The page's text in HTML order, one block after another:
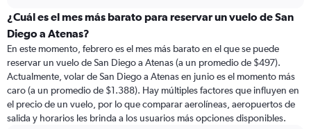
categories.
Range:
91
categories.
The
chart
has
1
Y
¿Cuál es el mes más barato para reservar un vuelo de San
Diego a Atenas?
En este momento, febrero es el mes más barato en el que se puede
reservar un vuelo de San Diego a Atenas (a un promedio de $497).
Actualmente, volar de San Diego a Atenas en junio es el momento más
caro (a un promedio de $1.388). Hay múltiples factores que influyen en
el precio de un vuelo, por lo que comparar aerolíneas, aeropuertos de
salida y horarios les brinda a los usuarios más opciones disponibles.